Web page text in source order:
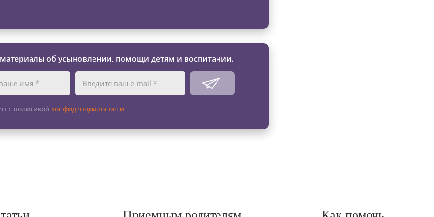
об усыновлении, помощи детям и воспитании.
с политикой конфиденциальности